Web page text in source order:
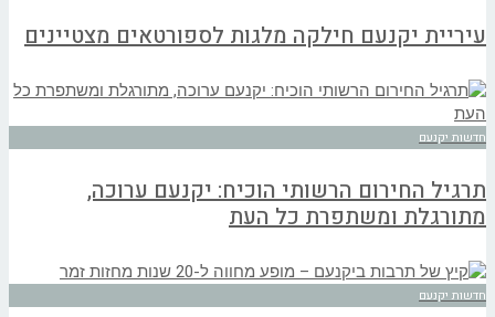
עיריית יקנעם חילקה מלגות לספורטאים מצטיינים
חדשות יקנעם
תרגיל החירום הרשותי הוכיח: יקנעם ערוכה,
מתורגלת ומשתפרת כל העת
חדשות יקנעם